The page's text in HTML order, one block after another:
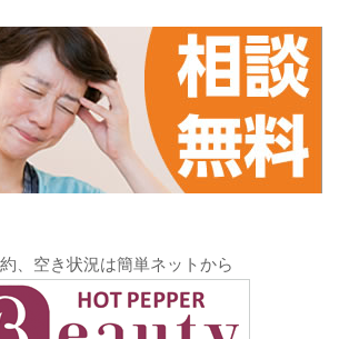
、空き状況は簡単ネットから